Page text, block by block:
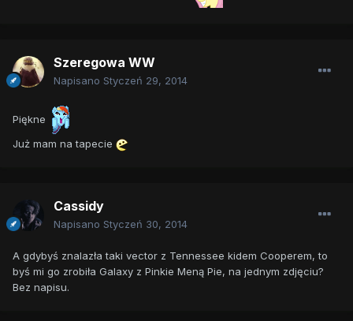
Szeregowa WW
Napisano Styczeń 29, 2014
Piękne
Już mam na tapecie
Cassidy
Napisano Styczeń 30, 2014
A gdybyś znalazła taki vector z Tennessee kidem Cooperem, to
byś mi go zrobiła Galaxy z Pinkie Meną Pie, na jednym zdjęciu?
Bez napisu.